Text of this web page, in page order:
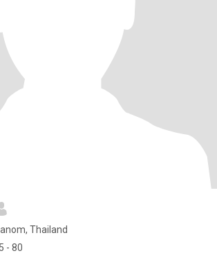
Thailand
- 80